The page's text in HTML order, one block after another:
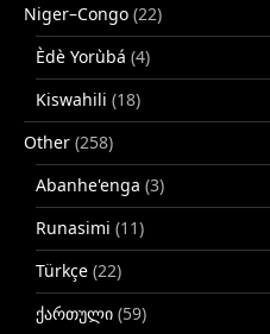
Niger–Congo (22)
Èdè Yorùbá (4)
Kiswahili (18)
Other (258)
Abanhe'enga (3)
Runasimi (11)
Türkçe (22)
ქართული (59)